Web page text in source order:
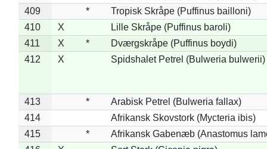
409
*
Tropisk Skråpe (Puffinus bailloni)
410
X
Lille Skråpe (Puffinus baroli)
411
X *
Dværgskråpe (Puffinus boydi)
412
X Spidshalet Petrel (Bulweria bulwerii)
413 *
Arabisk Petrel (Bulweria fallax)
414
Afrikansk Skovstork (Mycteria ibis)
415
*
Afrikansk Gabenæb (Anastomus